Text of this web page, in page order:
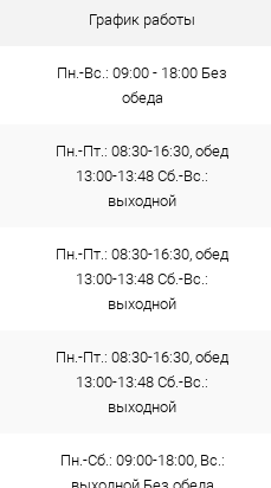
График работы
Пн.-Вс.: 09:00 - 18:00 Без
обеда
Пн.-Пт.: 08:30-16:30, обед
13:00-13:48 Сб.-Вс.:
выходной
Пн.-Пт.: 08:30-16:30, обед
13:00-13:48 Сб.-Вс.:
выходной
Пн.-Пт.: 08:30-16:30, обед
13:00-13:48 Сб.-Вс.:
выходной
Пн.-Сб.: 09:00-18:00, Вс.: